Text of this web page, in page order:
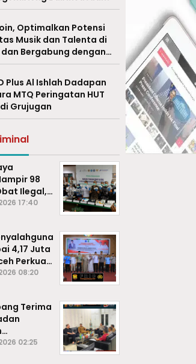
Optimalkan Potensi
Musik dan Talenta di
Bergabung dengan
Plus Al Ishlah Dadapan
MTQ Peringatan HUT
di Grujugan
98
Ilegal,
17:40
4,17 Juta
Perkuat
08:20
Terima
Daerah
Sabang,
02:25